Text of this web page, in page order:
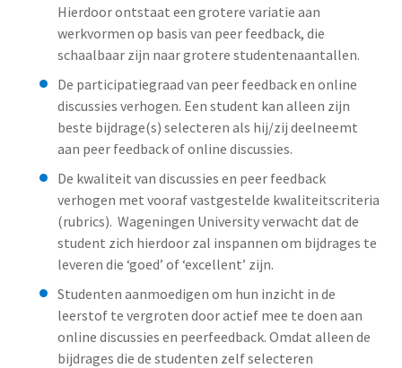
Hierdoor ontstaat een grotere variatie aan
werkvormen op basis van peer feedback, die
schaalbaar zijn naar grotere studentenaantallen.
De participatiegraad van peer feedback en online
discussies verhogen. Een student kan alleen zijn
beste bijdrage(s) selecteren als hij/zij deelneemt
aan peer feedback of online discussies.
De kwaliteit van discussies en peer feedback
verhogen met vooraf vastgestelde kwaliteitscriteria
(rubrics). Wageningen University verwacht dat de
student zich hierdoor zal inspannen om bijdrages te
leveren die ‘goed’ of ‘excellent’ zijn.
Studenten aanmoedigen om hun inzicht in de
leerstof te vergroten door actief mee te doen aan
online discussies en peerfeedback. Omdat alleen de
bijdrages die de studenten zelf selecteren